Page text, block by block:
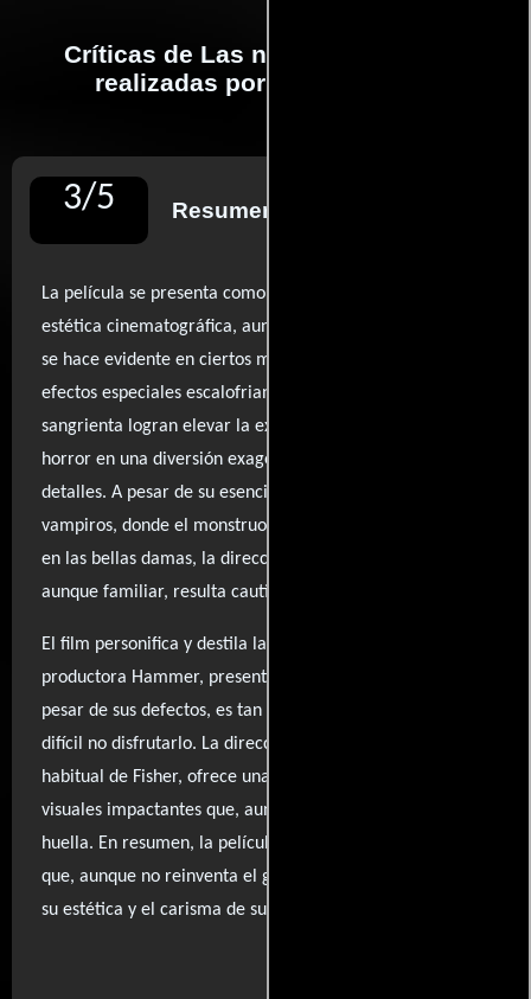
Críticas de Las novias de Drácula
realizadas por profesionales
3/5 Resumen de reseñas
La película se presenta como un intrigante ejemplo de
estética cinematográfica, aunque su presupuesto limitado
se hace evidente en ciertos momentos. Sin embargo, los
efectos especiales escalofriantes y la atmósfera
sangrienta logran elevar la experiencia, convirtiendo el
horror en una diversión exagerada que no escatima en
detalles. A pesar de su esencia de cuento estándar sobre
vampiros, donde el monstruo busca clavar sus colmillos
en las bellas damas, la dirección logra dar un giro que,
aunque familiar, resulta cautivador.
El film personifica y destila la esencia de la legendaria
productora Hammer, presentando un producto que, a
pesar de sus defectos, es tan entretenido que resulta
difícil no disfrutarlo. La dirección, marcada por el estilo
habitual de Fisher, ofrece una fusión de elementos
visuales impactantes que, aunque irregulares, dejan una
huella. En resumen, la película es un viaje por lo macabro
que, aunque no reinventa el género, se disfruta gracias a
su estética y el carisma de sus personajes.